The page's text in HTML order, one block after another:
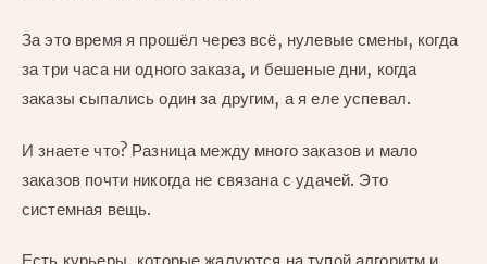
За это время я прошёл через всё, нулевые смены, когда
за три часа ни одного заказа, и бешеные дни, когда
заказы сыпались один за другим, а я еле успевал.
И знаете что? Разница между много заказов и мало
заказов почти никогда не связана с удачей. Это
системная вещь.